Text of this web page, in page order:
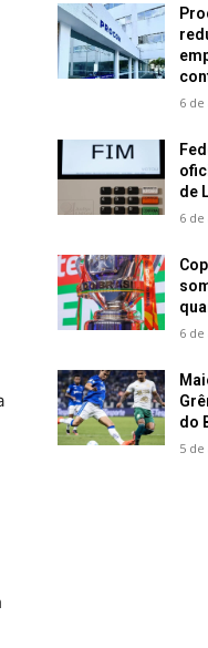
6 de
de
6 de
6 de
do
5 de